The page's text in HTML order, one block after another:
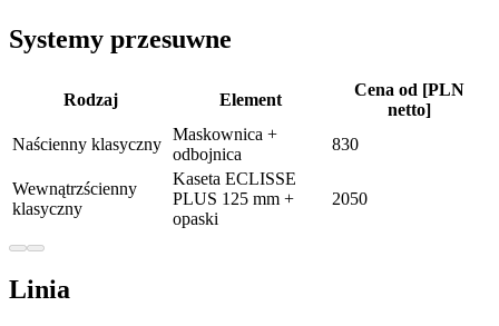
Systemy przesuwne
Rodzaj Element
Cena od [PLN
netto]
Naścienny klasyczny
Maskownica +
odbojnica
830
Wewnątrzścienny
klasyczny
Kaseta ECLISSE
PLUS 125 mm +
opaski
2050
Linia